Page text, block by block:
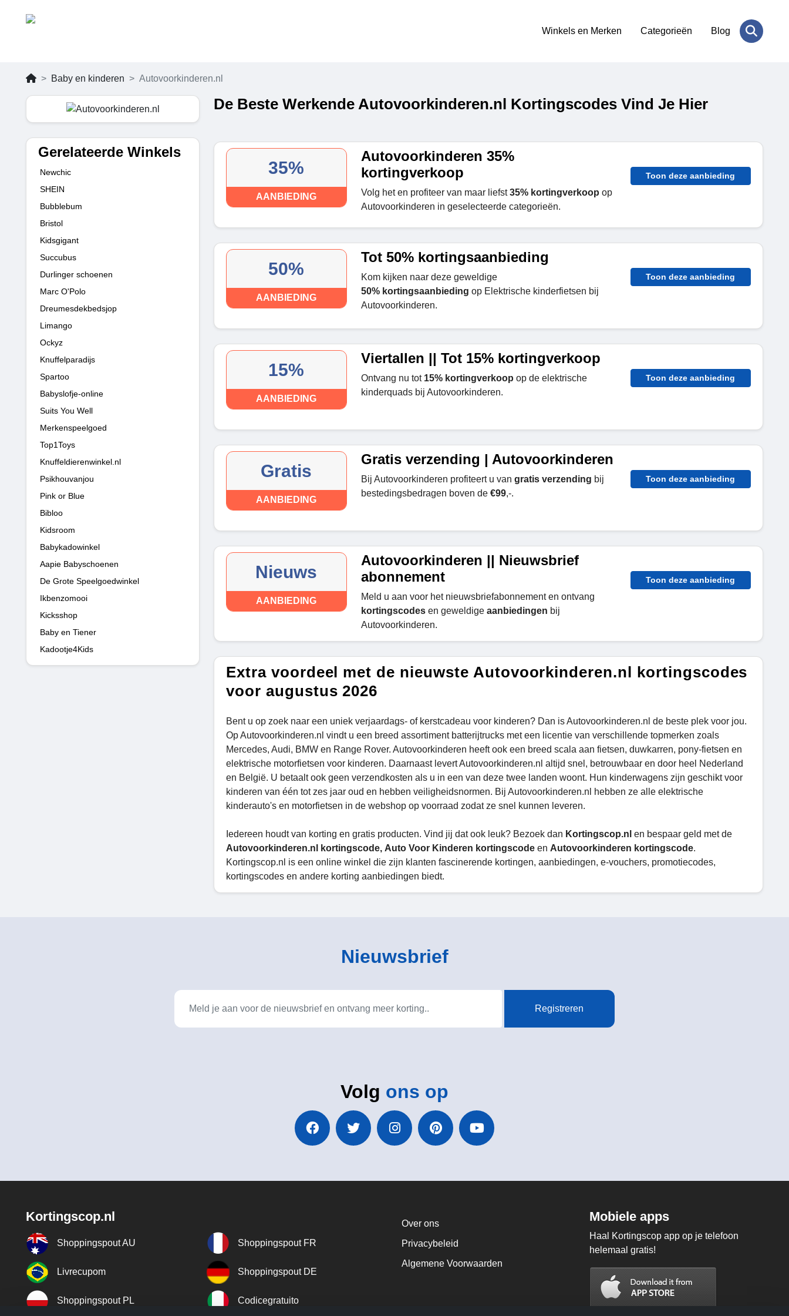
Winkels en Merken Categorieën Blog
Baby en kinderen Autovoorkinderen.nl
Gerelateerde Winkels
Newchic
SHEIN
Bubblebum
Bristol
Kidsgigant
Succubus
Durlinger schoenen
Marc O'Polo
Dreumesdekbedsjop
Limango
Ockyz
Knuffelparadijs
Spartoo
Babyslofje-online
Suits You Well
Merkenspeelgoed
Top1Toys
Knuffeldierenwinkel.nl
Psikhouvanjou
Pink or Blue
Bibloo
Kidsroom
Babykadowinkel
Aapie Babyschoenen
De Grote Speelgoedwinkel
Ikbenzomooi
Kicksshop
Baby en Tiener
Kadootje4Kids
De Beste Werkende Autovoorkinderen.nl Kortingscodes Vind Je Hier
35%
AANBIEDING
Autovoorkinderen 35%
kortingverkoop
Volg het en profiteer van maar liefst35% kortingverkoop op
Autovoorkinderen in geselecteerde categorieën.
Toon deze aanbieding
50%
AANBIEDING
Tot 50% kortingsaanbieding
Kom kijken naar deze geweldige
50% kortingsaanbieding op Elektrische kinderfietsen bij
Autovoorkinderen.
Toon deze aanbieding
15%
AANBIEDING
Viertallen || Tot 15% kortingverkoop
Ontvang nu tot 15% kortingverkoop op de elektrische
kinderquads bij Autovoorkinderen.
Toon deze aanbieding
Gratis
AANBIEDING
Gratis verzending | Autovoorkinderen
Bij Autovoorkinderen profiteert u van gratis verzending bij
bestedingsbedragen boven de €99,-.
Toon deze aanbieding
Nieuws
AANBIEDING
Autovoorkinderen || Nieuwsbrief
abonnement
Meld u aan voor het nieuwsbriefabonnement en ontvang
kortingscodesen geweldige aanbiedingen bij
Autovoorkinderen.
Toon deze aanbieding
Extra voordeel met de nieuwste Autovoorkinderen.nl kortingscodes
voor augustus 2026
Bent u op zoek naar een uniek verjaardags- of kerstcadeau voor kinderen? Dan is Autovoorkinderen.nl de beste plek voor jou.
Op Autovoorkinderen.nl vindt u een breed assortiment batterijtrucks met een licentie van verschillende topmerken zoals
Mercedes, Audi, BMW en Range Rover. Autovoorkinderen heeft ook een breed scala aan fietsen, duwkarren, pony-fietsen en
elektrische motorfietsen voor kinderen. Daarnaast levert Autovoorkinderen.nl altijd snel, betrouwbaar en door heel Nederland
en België. U betaalt ook geen verzendkosten als u in een van deze twee landen woont. Hun kinderwagens zijn geschikt voor
kinderen van één tot zes jaar oud en hebben veiligheidsnormen. Bij Autovoorkinderen.nl hebben ze alle elektrische
kinderauto's en motorfietsen in de webshop op voorraad zodat ze snel kunnen leveren.
Iedereen houdt van korting en gratis producten. Vind jij dat ook leuk? Bezoek dan Kortingscop.nl en bespaar geld met de
Autovoorkinderen.nl kortingscode, Auto Voor Kinderen kortingscode en Autovoorkinderen kortingscode.
Kortingscop.nl is een online winkel die zijn klanten fascinerende kortingen, aanbiedingen, e-vouchers, promotiecodes,
kortingscodes en andere korting aanbiedingen biedt.
Nieuwsbrief
Registreren
Volg ons op
Kortingscop.nl
Shoppingspout AU Shoppingspout FR
Livrecupom Shoppingspout DE
Shoppingspout PL Codicegratuito
Over ons
Privacybeleid
Algemene Voorwaarden
Mobiele apps
Haal Kortingscop app op je telefoon
helemaal gratis!